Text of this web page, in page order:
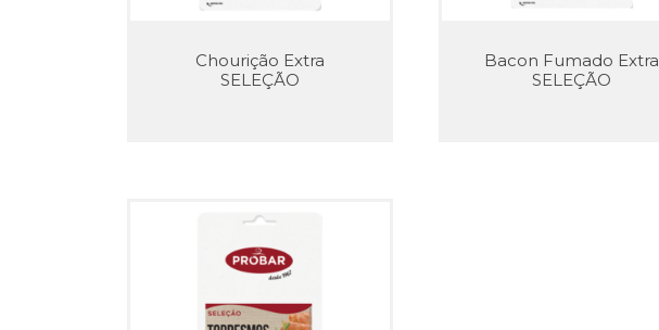
Chourição Extra
SELEÇÃO
Bacon Fumado Extra
SELEÇÃO